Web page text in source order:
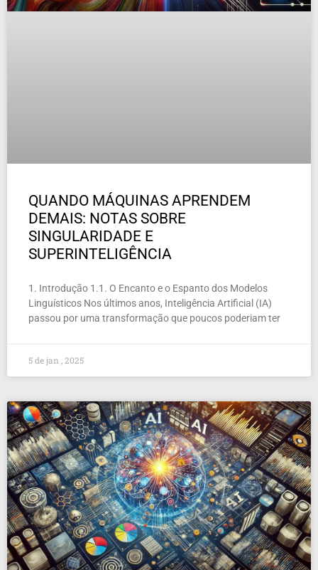
QUANDO MÁQUINAS APRENDEM
DEMAIS: NOTAS SOBRE
SINGULARIDADE E
SUPERINTELIGÊNCIA
1. Introdução 1.1. O Encanto e o Espanto dos Modelos
Linguísticos Nos últimos anos, Inteligência Artificial (IA)
passou por uma transformação que poucos poderiam ter
5 de jan , 2025